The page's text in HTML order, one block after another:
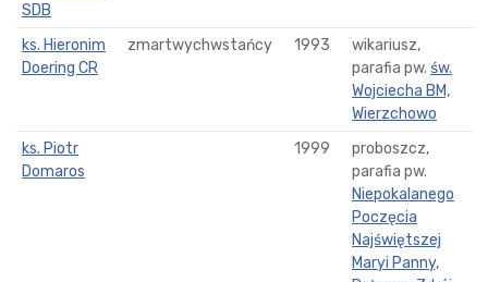
SDB
ks. Hieronim
Doering CR
zmartwychwstańcy 1993
wikariusz,
parafia pw. św.
Wojciecha BM,
Wierzchowo
ks. Piotr
Domaros
1999
proboszcz,
parafia pw.
Niepokalanego
Poczęcia
Najświętszej
Maryi Panny,